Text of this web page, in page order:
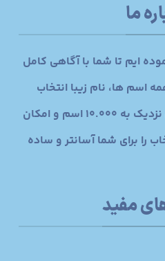
ما
ایم تا شما با آگاهی کامل
اسم ها، نام زیبا انتخاب
نمایید. این سایت با داشتن نزدیک به 10.000 اسم و امکان
را برای شما آسانتر و ساده
مفید